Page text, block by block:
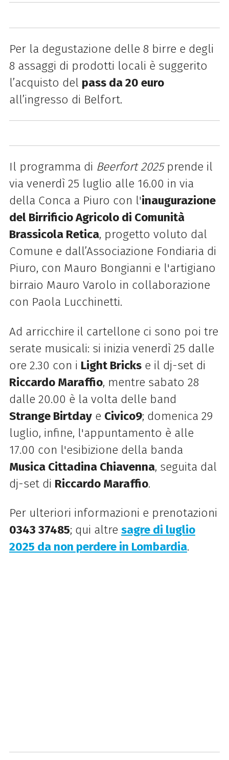
Per la degustazione delle 8 birre e degli
8 assaggi di prodotti locali è suggerito
l’acquisto del pass da 20 euro
all’ingresso di Belfort.
Il programma di Beerfort 2025prende il
via venerdì 25 luglio alle 16.00 in via
della Conca a Piuro con l'inaugurazione
del Birrificio Agricolo di Comunità
Brassicola Retica, progetto voluto dal
Comune e dall’Associazione Fondiaria di
Piuro, con Mauro Bongianni e l'artigiano
birraio Mauro Varolo in collaborazione
con Paola Lucchinetti.
Ad arricchire il cartellone ci sono poi tre
serate musicali: si inizia venerdì 25 dalle
ore 2.30 con i Light Brickse il dj-set di
Riccardo Maraffio, mentre sabato 28
dalle 20.00 è la volta delle band
Strange Birtdaye Civico9; domenica 29
luglio, infine, l'appuntamento è alle
17.00 con l'esibizione della banda
Musica Cittadina Chiavenna, seguita dal
dj-set di Riccardo Maraffio.
Per ulteriori informazioni e prenotazioni
0343 37485; qui altre sagre di luglio
2025 da non perdere in Lombardia.